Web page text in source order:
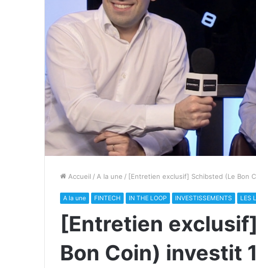
Accueil / A la une / [Entretien exclusif] Schibsted (Le Bon
A la une FINTECH IN THE LOOP INVESTISSEMENTS LES
[Entretien
Bon Coin) investit